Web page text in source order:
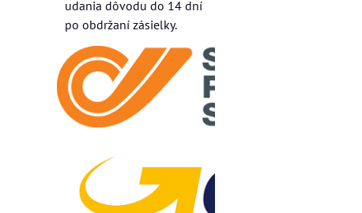
udania dôvodu do 14 dní
po obdržaní zásielky.